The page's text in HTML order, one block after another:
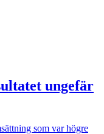
ungefär
som var högre